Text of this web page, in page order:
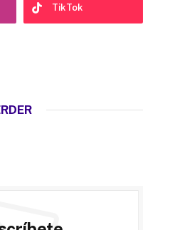
TikTok